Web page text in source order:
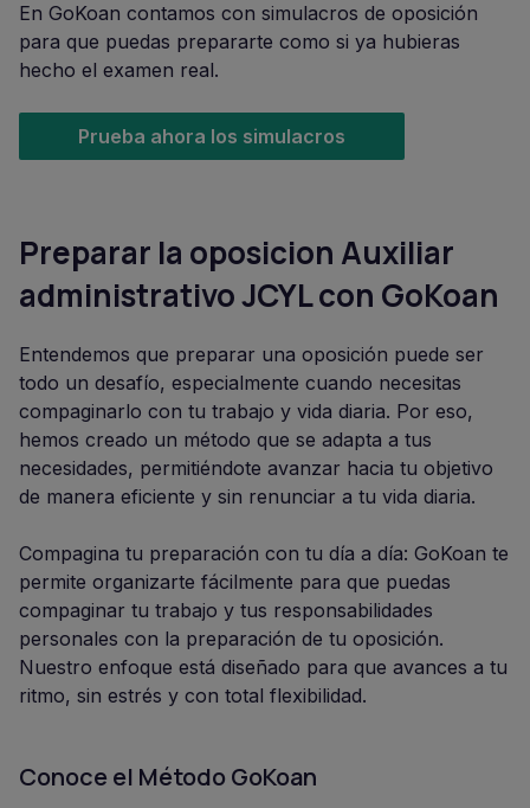
En GoKoan contamos con simulacros de oposición
para que puedas prepararte como si ya hubieras
hecho el examen real.
Prueba ahora los simulacros
Preparar la oposicion Auxiliar
administrativo JCYL con GoKoan
Entendemos que preparar una oposición puede ser
todo un desafío, especialmente cuando necesitas
compaginarlo con tu trabajo y vida diaria. Por eso,
hemos creado un método que se adapta a tus
necesidades, permitiéndote avanzar hacia tu objetivo
de manera eficiente y sin renunciar a tu vida diaria.
Compagina tu preparación con tu día a día: GoKoan te
permite organizarte fácilmente para que puedas
compaginar tu trabajo y tus responsabilidades
personales con la preparación de tu oposición.
Nuestro enfoque está diseñado para que avances a tu
ritmo, sin estrés y con total flexibilidad.
Conoce el Método GoKoan